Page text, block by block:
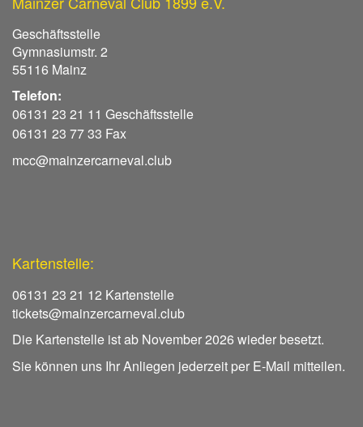
Geschäftsstelle
Gymnasiumstr. 2
55116 Mainz
Telefon:
06131 23 21 11 Geschäftsstelle
06131 23 77 33 Fax
mcc@mainzercarneval.club
Kartenstelle:
06131 23 21 12 Kartenstelle
tickets@mainzercarneval.club
Die Kartenstelle ist ab November 2026 wieder besetzt.
Sie können uns Ihr Anliegen jederzeit per E-Mail mitteilen.